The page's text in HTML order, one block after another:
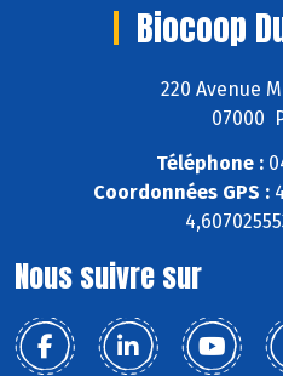
Biocoop
220 Avenue
07000
Téléphone :
Coordonnées GPS :
Nous suivre sur